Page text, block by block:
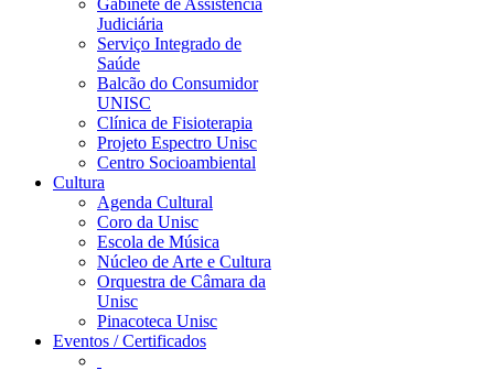
Gabinete de Assistência
Judiciária
Serviço Integrado de
Saúde
Balcão do Consumidor
UNISC
Clínica de Fisioterapia
Projeto Espectro Unisc
Centro Socioambiental
Cultura
Agenda Cultural
Coro da Unisc
Escola de Música
Núcleo de Arte e Cultura
Orquestra de Câmara da
Unisc
Pinacoteca Unisc
Eventos / Certificados